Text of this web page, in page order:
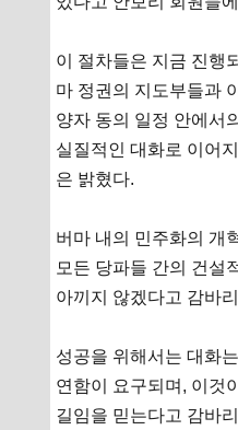
이 절차들은 지금 진행
마 정권의 지도부들과
양자 동의 일정 안에서
실질적인 대화로 이어
은 밝혔다.
버마 내의 민주화의 개
모든 당파들 간의 건설
아끼지 않겠다고 감바
성공을 위해서는 대화
연함이 요구되며, 이것
길임을 믿는다고 감바